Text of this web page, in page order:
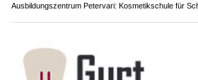
Ausbildungszentrum Petervari: Kosmetikschule für